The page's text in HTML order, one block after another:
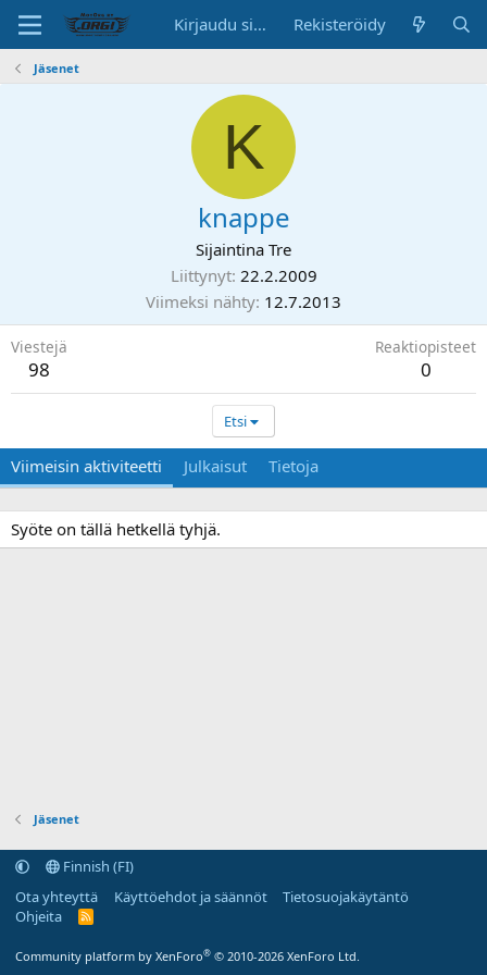
Kirjaudu sisään Rekisteröidy
Jäsenet
K
knappe
Sijaintina Tre
Liittynyt 22.2.2009
Viimeksi nähty 12.7.2013
Viestejä
98
Reaktiopisteet
0
Etsi
Viimeisin aktiviteetti Julkaisut Tietoja
Syöte on tällä hetkellä tyhjä.
Jäsenet
Finnish (FI)
Ota yhteyttä
Käyttöehdot ja säännöt
Tietosuojakäytäntö
Ohjeita
R
Community platform by XenForo® © 2010-2026 XenForo Ltd.